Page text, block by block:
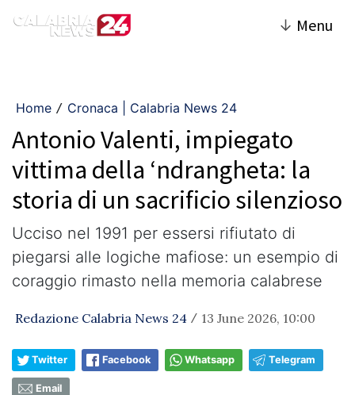
↓ Menu
Home / Cronaca | Calabria News 24
Antonio Valenti, impiegato
vittima della ‘ndrangheta: la
storia di un sacrificio silenzioso
Ucciso nel 1991 per essersi rifiutato di
piegarsi alle logiche mafiose: un esempio di
coraggio rimasto nella memoria calabrese
Redazione Calabria News 24 / 13 June 2026, 10:00
Twitter Facebook Whatsapp Telegram
Email